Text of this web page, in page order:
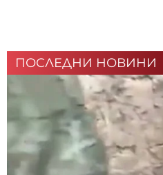
ПОСЛЕДНИ НОВИНИ